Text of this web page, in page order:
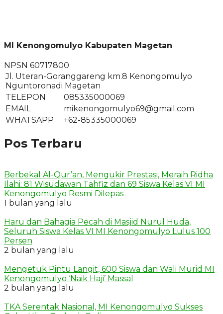
MI Kenongomulyo Kabupaten Magetan
NPSN 60717800
Jl. Uteran-Goranggareng km.8 Kenongomulyo
Nguntoronadi Magetan
TELEPON
085335000069
EMAIL
mikenongomulyo69@gmail.com
WHATSAPP
+62-85335000069
Pos Terbaru
Berbekal Al-Qur’an, Mengukir Prestasi, Meraih Ridha
Ilahi: 81 Wisudawan Tahfiz dan 69 Siswa Kelas VI MI
Kenongomulyo Resmi Dilepas
1 bulan yang lalu
Haru dan Bahagia Pecah di Masjid Nurul Huda,
Seluruh Siswa Kelas VI MI Kenongomulyo Lulus 100
Persen
2 bulan yang lalu
Mengetuk Pintu Langit, 600 Siswa dan Wali Murid MI
Kenongomulyo ‘Naik Haji’ Massal
2 bulan yang lalu
TKA Serentak Nasional, MI Kenongomulyo Sukses